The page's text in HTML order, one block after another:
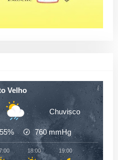
Velho
Chuvisco
55% 760mmHg
18:00 19:00 20:00